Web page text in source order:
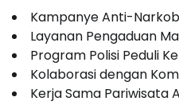
Kampanye Anti-
Layanan Pengaduan
Program Polisi Peduli
Kolaborasi dengan
Kerja Sama Pariwisata